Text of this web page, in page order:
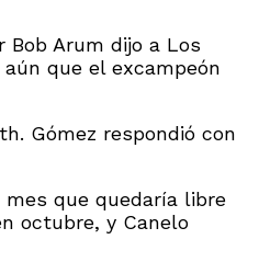
Bob Arum dijo a Los
que el excampeón
Gómez respondió con
que quedaría libre
octubre, y Canelo